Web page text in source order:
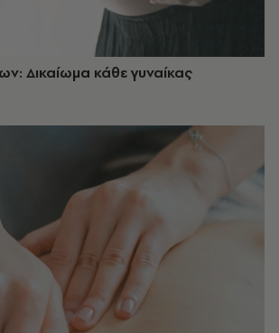
Δικαίωμα κάθε γυναίκας